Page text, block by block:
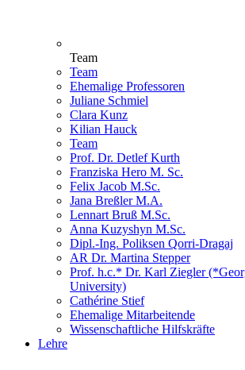
Team
Team
Ehemalige Professoren
Juliane Schmiel
Clara Kunz
Kilian Hauck
Team
Prof. Dr. Detlef Kurth
Franziska Hero M. Sc.
Felix Jacob M.Sc.
Jana Breßler M.A.
Lennart Bruß M.Sc.
Anna Kuzyshyn M.Sc.
Dipl.-Ing. Poliksen Qorri-Dragaj
AR Dr. Martina Stepper
Prof. h.c.* Dr. Karl Ziegler
University)
Cathérine Stief
Ehemalige Mitarbeitende
Wissenschaftliche Hilfskräfte
Lehre